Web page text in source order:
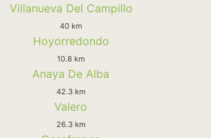
Villanueva Del Campillo
40 km
Hoyorredondo
10.8 km
Anaya De Alba
42.3 km
Valero
26.3 km